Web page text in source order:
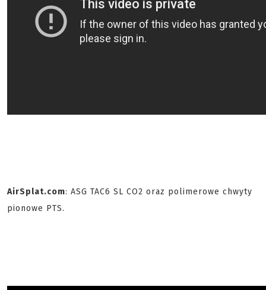
AirSplat.com: ASG TAC6 SL CO2 oraz polimerowe chwyty
pionowe PTS.